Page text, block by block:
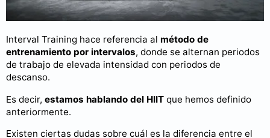
Interval Training hace referencia al método de
entrenamiento por intervalos, donde se alternan periodos
de trabajo de elevada intensidad con periodos de
descanso.
Es decir, estamos hablando del HIIT que hemos definido
anteriormente.
Existen ciertas dudas sobre cuál es la diferencia entre el